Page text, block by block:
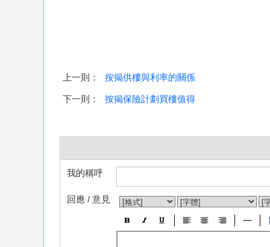
上一則： 按揭供樓與利率的關係
下一則： 按揭保險計劃買樓值得
我的稱呼
回應 / 意見